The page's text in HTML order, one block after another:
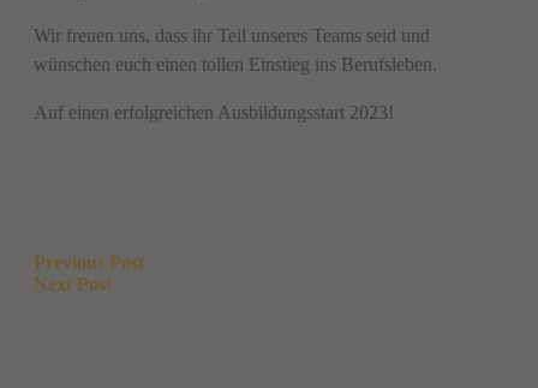
Wir freuen uns, dass ihr Teil unseres Teams seid und
wünschen euch einen tollen Einstieg ins Berufsleben.
Auf einen erfolgreichen Ausbildungsstart 2023!
Beitragsnavigation
Previous Post
Next Post